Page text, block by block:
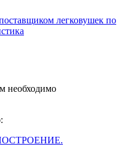
легковушек по
необходимо